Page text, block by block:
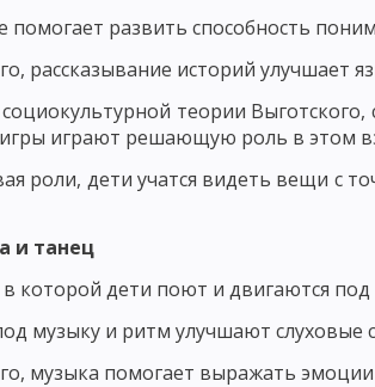
РЕЗУЛЬТАТИВНЫЙ КОМПОНЕНТ
ВОСПИТАНИЯ В ОБЩЕСТВЕ ВНЕШНИЕ
ПРИНЦИПОВ ВОСПИТАНИЯ ПРИНЦИП
В ВОСПИТАНИИ
ВЗАИМООТНОШЕНИЙ
КОНКРЕТНОСТИ ВОСПИТАТЕЛЬНЫХ
И УВАЖЕНИЕМ К ЛИЧНОСТИ
ИХ ДЕЯТЕЛЬНОСТИ
помогает развить способность
рассказывание историй улучшает
теории
играют решающую роль в этом
роли, дети учатся видеть вещи с
и танец
в которой дети поют и двигаются
музыку и ритм улучшают
музыка помогает выражать